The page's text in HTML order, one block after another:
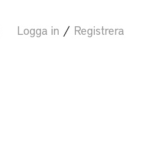
Logga in / Registrera